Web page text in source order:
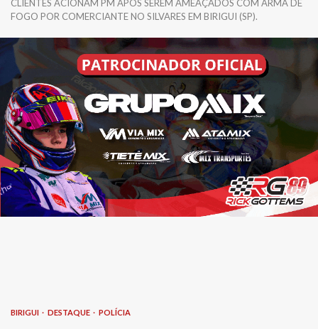
CLIENTES ACIONAM PM APÓS SEREM AMEAÇADOS COM ARMA DE
FOGO POR COMERCIANTE NO SILVARES EM BIRIGUI (SP).
BIRIGUI DESTAQUE POLÍCIA